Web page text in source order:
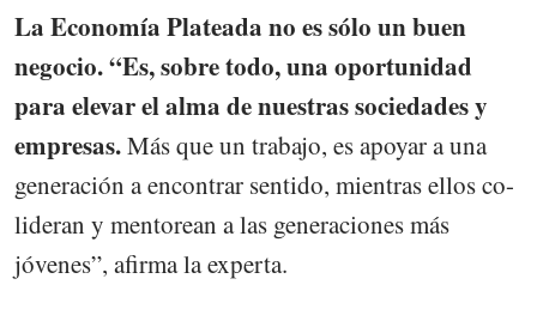
La Economía Plateada no es sólo un buen
negocio. “Es, sobre todo, una oportunidad
para elevar el alma de nuestras sociedades y
empresas.Más que un trabajo, es apoyar a una
generación a encontrar sentido, mientras ellos co-
lideran y mentorean a las generaciones más
jóvenes”, afirma la experta.